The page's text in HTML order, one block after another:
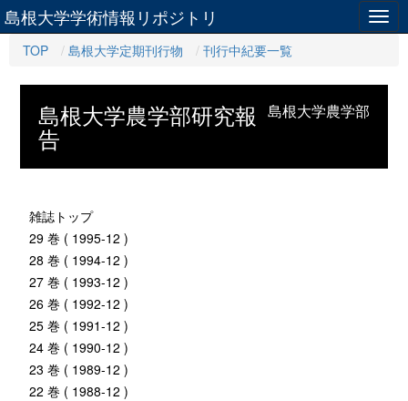
島根大学学術情報リポジトリ
TOP 島根大学定期刊行物 刊行中紀要一覧
島根大学農学部
島根大学農学部研究報
告
雑誌トップ
29 巻 ( 1995-12 )
28 巻 ( 1994-12 )
27 巻 ( 1993-12 )
26 巻 ( 1992-12 )
25 巻 ( 1991-12 )
24 巻 ( 1990-12 )
23 巻 ( 1989-12 )
22 巻 ( 1988-12 )